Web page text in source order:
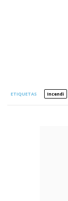
ETIQUETAS Incendi